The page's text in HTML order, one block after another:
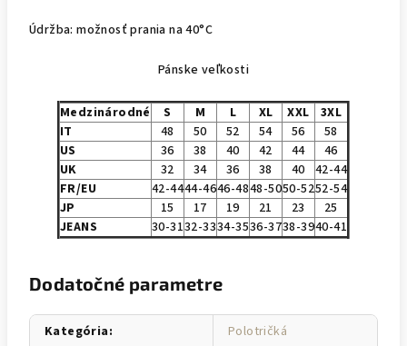
Údržba: možnosť prania na 40°C
Pánske veľkosti
Medzinárodné S M L XL XXL
3XL
IT
48 50 52 54 56
58
US
36 38 40 42 44
46
UK
32 34 36 38 40 42-44
FR/EU
42-4444-4646-4848-5050-5252-54
JP
15 17 19 21 23
25
JEANS
30-3132-3334-3536-3738-3940-41
Dodatočné parametre
Kategória:
Polotričká